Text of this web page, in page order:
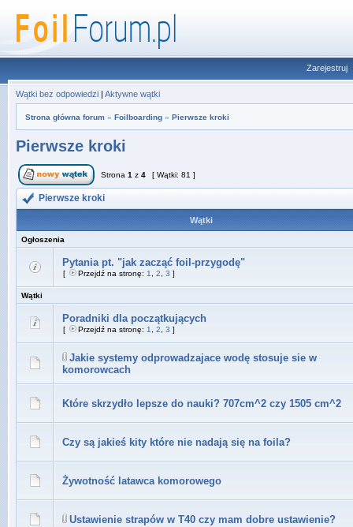
Zarejestruj
Wątki bez odpowiedzi | Aktywne wątki
Strona główna forum » Foilboarding » Pierwsze kroki
Pierwsze kroki
Strona 1 z 4 [ Wątki: 81 ]
Pierwsze kroki
Wątki
Ogłoszenia
Pytania pt. "jak zacząć foil-przygodę"
[ Przejdź na stronę: 1 2 3 ]
Wątki
Poradniki dla początkujących
[ Przejdź na stronę: 1 2 3 ]
Jakie systemy odprowadzajace wodę stosuje sie w
komorowcach
Które skrzydło lepsze do nauki? 707cm^2 czy 1505 cm^2
Czy są jakieś kity które nie nadają się na foila?
Żywotność latawca komorowego
Ustawienie strapów w T40 czy mam dobre ustawienie?